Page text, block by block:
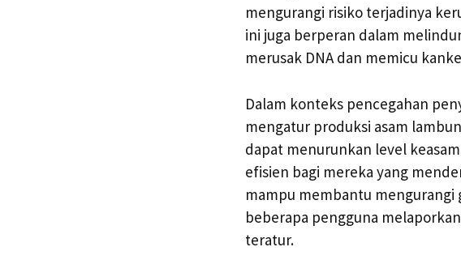
mengurangi risiko terjadinya
ini juga berperan dalam
merusak DNA dan memicu
Dalam konteks pencegahan
mengatur produksi asam
dapat menurunkan level
efisien bagi mereka yang
mampu membantu mengurangi
beberapa pengguna
teratur.